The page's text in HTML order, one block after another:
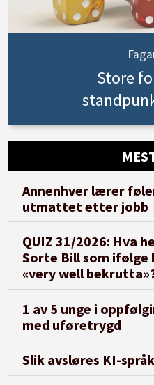
Store
Annenhver lærer
utmattet etter jobb
QUIZ 31/2026: Hva
Sorte Bill som ifølge
«very well
1 av 5 unge i
med uføretrygd
Slik avsløres KI-